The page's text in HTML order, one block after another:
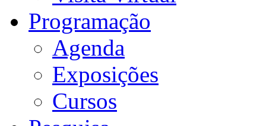
Programação
Agenda
Exposições
Cursos